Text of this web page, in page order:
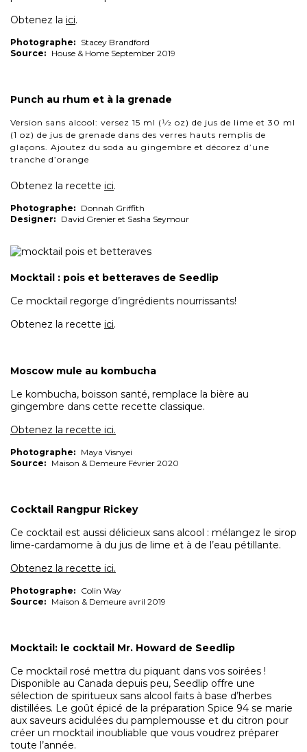
Obtenez la ici.
Photographe: Stacey Brandford
Source: House & Home September 2019
Punch au rhum et à la grenade
Version sans alcool: versez 15 ml (1⁄2 oz) de jus de lime et 30 ml
(1 oz) de jus de grenade dans des verres hauts remplis de
glaçons. Ajoutez du soda au gingembre et décorez d’une
tranche d’orange
Obtenez la recette ici.
Photographe: Donnah Griffith
Designer: David Grenier et Sasha Seymour
Mocktail : pois et betteraves de Seedlip
Ce mocktail regorge d’ingrédients nourrissants!
Obtenez la recette ici.
Moscow mule au kombucha
Le kombucha, boisson santé, remplace la bière au
gingembre dans cette recette classique.
Obtenez la recette ici.
Photographe: Maya Visnyei
Source: Maison & Demeure Février 2020
Cocktail Rangpur Rickey
Ce cocktail est aussi délicieux sans alcool : mélangez le sirop
lime-cardamome à du jus de lime et à de l’eau pétillante.
Obtenez la recette ici.
Photographe: Colin Way
Source: Maison & Demeure avril 2019
Mocktail: le cocktail Mr. Howard de Seedlip
Ce mocktail rosé mettra du piquant dans vos soirées !
Disponible au Canada depuis peu, Seedlip offre une
sélection de spiritueux sans alcool faits à base d’herbes
distillées. Le goût épicé de la préparation Spice 94 se marie
aux saveurs acidulées du pamplemousse et du citron pour
créer un mocktail inoubliable que vous voudrez préparer
toute l’année.